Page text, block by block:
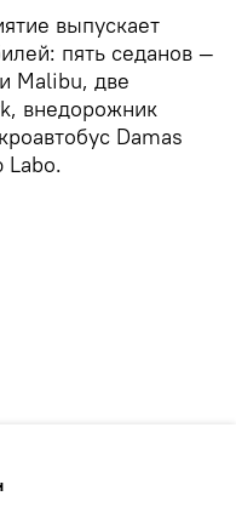
выпускает
пять седанов —
Malibu, две
внедорожник
Damas
Labo.